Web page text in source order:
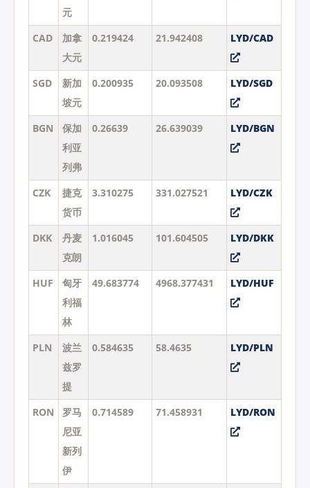
元
CAD
加拿
大元
0.219424 21.942408 LYD/CAD
SGD
新加
坡元
0.200935 20.093508 LYD/SGD
BGN
保加
利亚
列弗
0.26639 26.639039 LYD/BGN
CZK
捷克
货币
3.310275 331.027521 LYD/CZK
DKK
丹麦
克朗
1.016045 101.604505 LYD/DKK
HUF
匈牙
利福
林
49.683774 4968.377431 LYD/HUF
PLN
波兰
兹罗
提
0.584635 58.4635 LYD/PLN
RON
罗马
尼亚
新列
伊
0.714589 71.458931 LYD/RON